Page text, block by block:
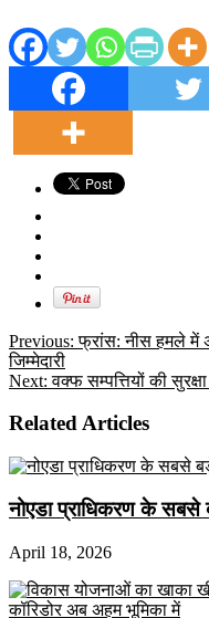
Previous: फ्रांस: नीस हमले में
जिम्मेदारी
Next: वक्फ सम्पत्तियों की
Related Articles
नोएडा प्राधिकरण के सबसे
April 18, 2026